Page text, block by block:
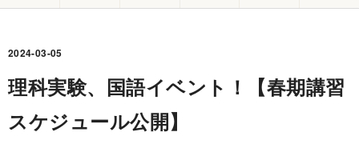
2024-03-05
理科実験、国語イベント！【春期講習
スケジュール公開】